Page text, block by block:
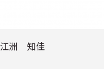
洲 知佳